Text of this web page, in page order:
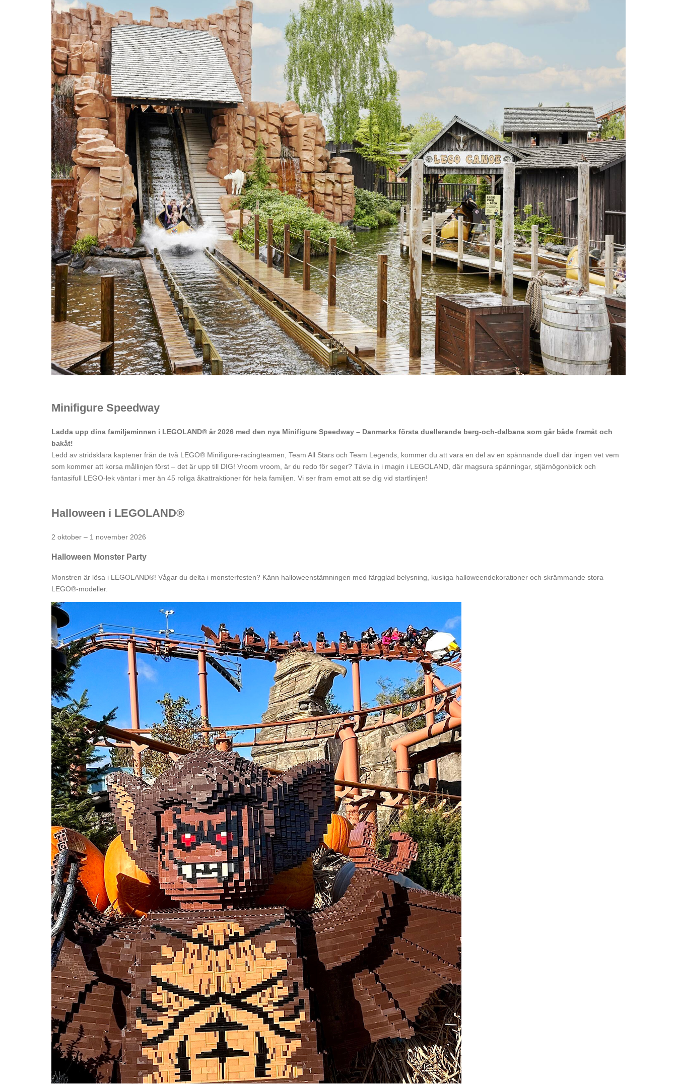
Minifigure Speedway
Ladda upp dina familjeminnen i LEGOLAND® år 2026 med den nya Minifigure Speedway – Danmarks första duellerande berg-och-dalbana som går både framåt och
bakåt!
Ledd av stridsklara kaptener från de två LEGO® Minifigure-racingteamen, Team All Stars och Team Legends, kommer du att vara en del av en spännande duell där ingen vet vem
som kommer att korsa mållinjen först – det är upp till DIG! Vroom vroom, är du redo för seger? Tävla in i magin i LEGOLAND, där magsura spänningar, stjärnögonblick och
fantasifull LEGO-lek väntar i mer än 45 roliga åkattraktioner för hela familjen. Vi ser fram emot att se dig vid startlinjen!
Halloween i LEGOLAND®
2 oktober – 1 november 2026
Halloween Monster Party
Monstren är lösa i LEGOLAND®! Vågar du delta i monsterfesten? Känn halloweenstämningen med färgglad belysning, kusliga halloweendekorationer och skrämmande stora
LEGO®-modeller.